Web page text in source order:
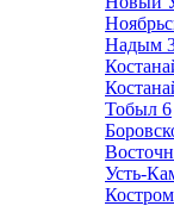
Надым
Тобыл 6
Усть-